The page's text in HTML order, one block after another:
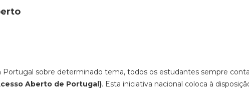
Portugal sobre determinado tema, todos os estudantes sempre
Aberto de Portugal). Esta iniciativa nacional coloca à